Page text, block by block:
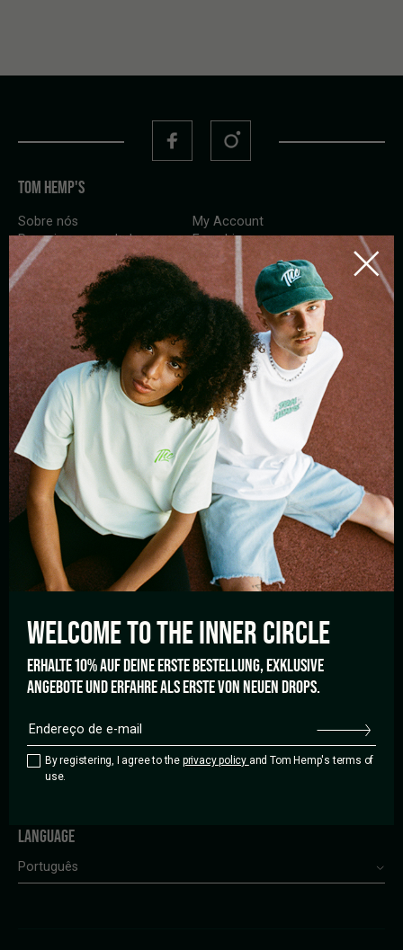
TOM HEMP'S
Sobre nós
Pesquisar revendedore
Entregas en bicicletas
My Account
Franchise
Job
CONTATO
Escreva-nos
Ligue-nos
Whatsapp
Contato
INSCREVA-SE NO BOLETIM DE NOTÍCIAS
By registering, I agree to theprivacy policyand Tom Hemp's terms of
use.
BIKE
DELIVERY
STORE
PICK-UP
Entrega e Formas de
pagamento
LANGUAGE
Português
WELCOME TO THEINNER CIRCLE
ERHALTE 10% AUF DEINE ERSTE BESTELLUNG, EXKLUSIVE
ANGEBOTE UND ERFAHRE ALS ERSTE VON NEUEN DROPS.
By registering, I agree to the privacy policy and Tom Hemp's terms of
use.